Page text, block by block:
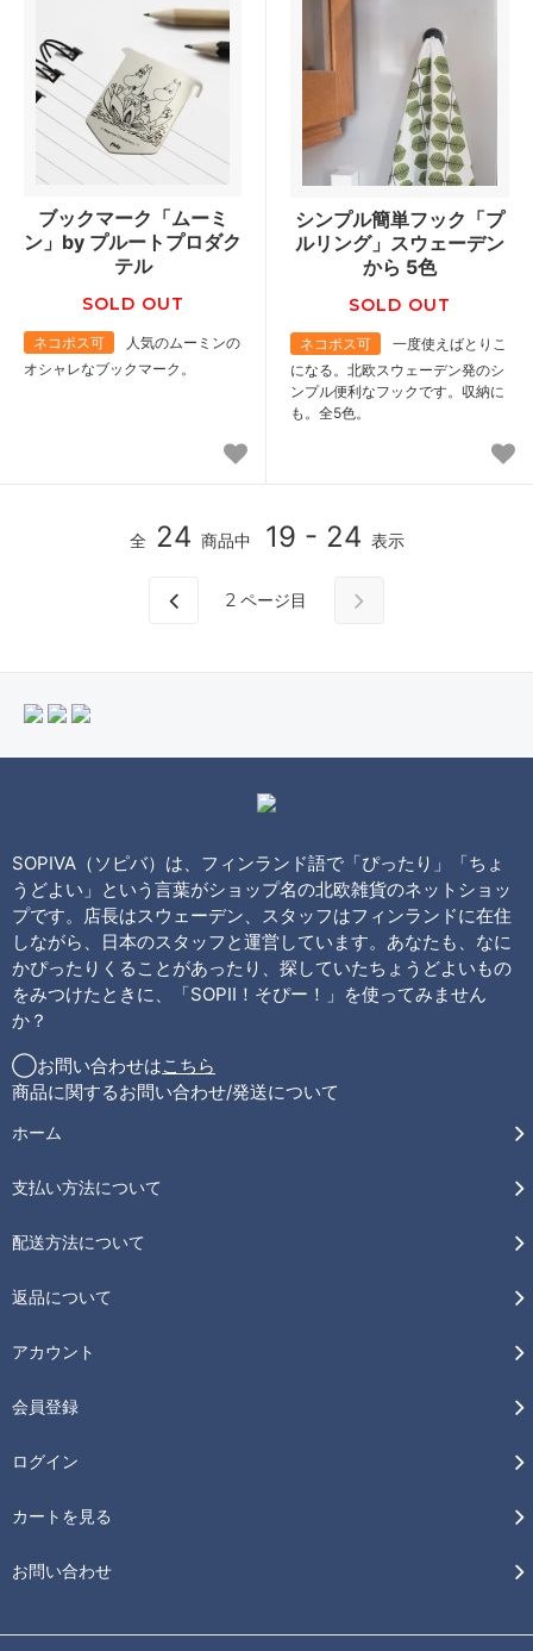
ブックマーク「ムーミ
ン」by プルートプロダク
テル
SOLD OUT
ネコポス可
人気のムーミンの
オシャレなブックマーク。
シンプル簡単フック「プ
ルリング」スウェーデン
から 5色
SOLD OUT
ネコポス可
一度使えばとりこ
になる。北欧スウェーデン発のシ
ンプル便利なフックです。収納に
も。全5色。
全 24 商品中 19 - 24 表示
2 ページ目
SOPIVA（ソピバ）は、フィンランド語で「ぴったり」「ちょ
うどよい」という言葉がショップ名の北欧雑貨のネットショッ
プです。店長はスウェーデン、スタッフはフィンランドに在住
しながら、日本のスタッフと運営しています。あなたも、なに
かぴったりくることがあったり、探していたちょうどよいもの
をみつけたときに、「SOPII！そぴー！」を使ってみません
か？
◯お問い合わせはこちら
商品に関するお問い合わせ/発送について
ホーム
支払い方法について
配送方法について
返品について
アカウント
会員登録
ログイン
カートを見る
お問い合わせ